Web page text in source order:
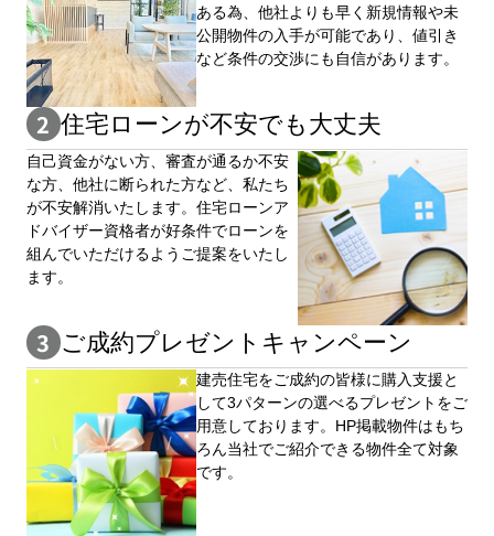
ある為、他社よりも早く新規情報や未
公開物件の⼊手が可能であり、値引き
など条件の交渉にも自信があります。
住宅ローンが不安でも大丈夫
自⼰資⾦がない⽅、審査が通るか不安
な⽅、他社に断られた⽅など、私たち
が不安解消いたします。住宅ローンア
ドバイザー資格者が好条件でローンを
組んでいただけるようご提案をいたし
ます。
ご成約プレゼントキャンペーン
建売住宅をご成約の皆様に購⼊⽀援と
して3パターンの選べるプレゼントをご
用意しております。HP掲載物件はもち
ろん当社でご紹介できる物件全て対象
です。